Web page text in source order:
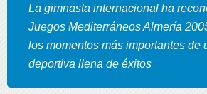
La gimnasta internacional ha
Juegos Mediterráneos Almería
los momentos más importantes de
deportiva llena de éxitos